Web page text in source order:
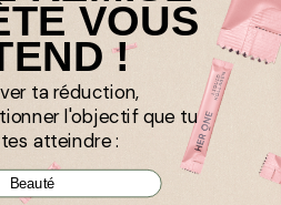
3 4 5
VOUS
!
ta réduction,
l'objectif que tu
atteindre :
Beauté